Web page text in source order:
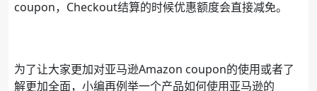
coupon，Checkout结算的时候优惠额度会直接减免。
为了让大家更加对亚马逊Amazon coupon的使用或者了
解更加全面，小编再例举一个产品如何使用亚马逊的